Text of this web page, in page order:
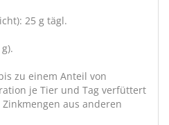
25 g tägl.
zu einem Anteil von
je Tier und Tag verfüttert
aus anderen